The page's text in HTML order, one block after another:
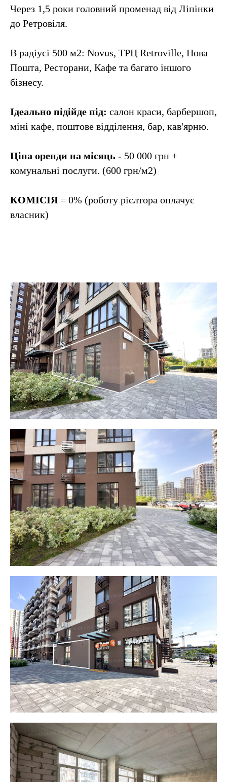
Через 1,5 роки головний променад від Ліпінки
до Ретровіля.
В радіусі 500 м2: Novus, ТРЦ Retroville, Нова
Пошта, Ресторани, Кафе та багато іншого
бізнесу.
Ідеально підійде під: салон краси, барбершоп,
міні кафе, поштове відділення, бар, кав'ярню.
Ціна оренди на місяць - 50 000 грн +
комунальні послуги. (600 грн/м2)
КОМІСІЯ = 0% (роботу рієлтора оплачує
власник)